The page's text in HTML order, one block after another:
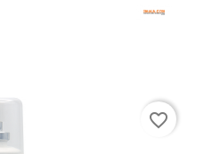
favorite_border